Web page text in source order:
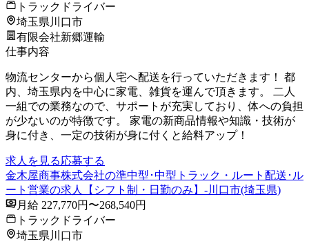
トラックドライバー
埼玉県川口市
有限会社新郷運輸
仕事内容
物流センターから個人宅へ配送を行っていただきます！ 都
内、埼玉県内を中心に家電、雑貨を運んで頂きます。 二人
一組での業務なので、サポートが充実しており、体への負担
が少ないのが特徴です。 家電の新商品情報や知識・技術が
身に付き、一定の技術が身に付くと給料アップ！
求人を見る応募する
金木屋商事株式会社の準中型･中型トラック・ルート配送･ル
ート営業の求人【シフト制・日勤のみ】-川口市(埼玉県)
月給 227,770円〜268,540円
トラックドライバー
埼玉県川口市